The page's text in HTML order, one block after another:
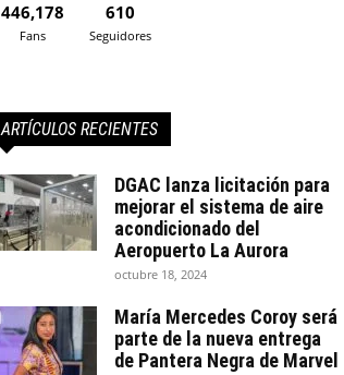
446,178
Fans
610
Seguidores
ARTÍCULOS RECIENTES
DGAC lanza licitación para
mejorar el sistema de aire
acondicionado del
Aeropuerto La Aurora
octubre 18, 2024
María Mercedes Coroy será
parte de la nueva entrega
de Pantera Negra de Marvel